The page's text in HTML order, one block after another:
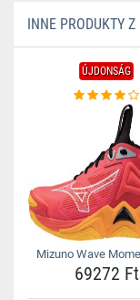
INNE PRODUKTY Z
ÚJDONSÁG
Mizuno Wave
69272 Ft